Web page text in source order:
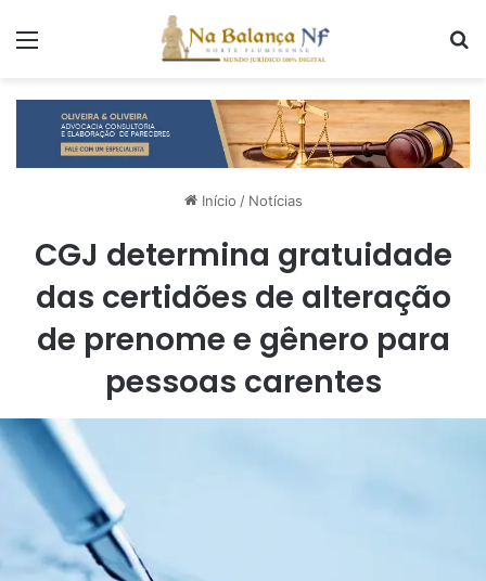
Início / Notícias
CGJ determina gratuidade
das certidões de alteração
de prenome e gênero para
pessoas carentes